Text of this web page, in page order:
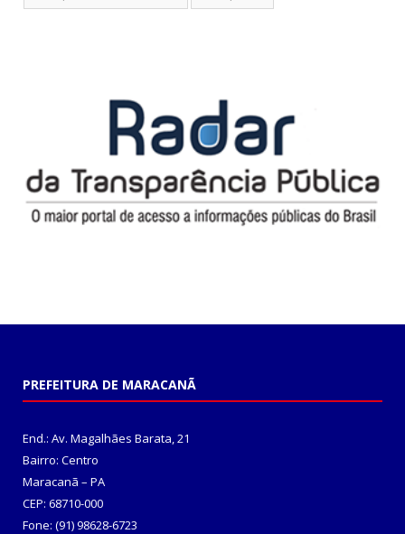
PREFEITURA DE MARACANÃ
End.: Av. Magalhães Barata, 21
Bairro: Centro
Maracanã – PA
CEP: 68710-000
Fone: (91) 98628-6723